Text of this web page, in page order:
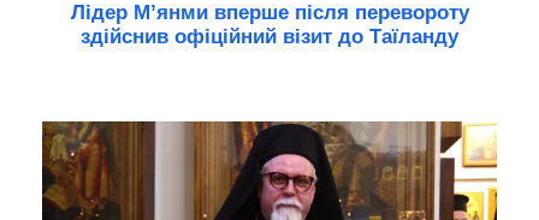
Лідер М’янми вперше після перевороту
здійснив офіційний візит до Таїланду